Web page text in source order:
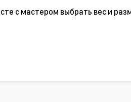
с мастером выбрать вес и